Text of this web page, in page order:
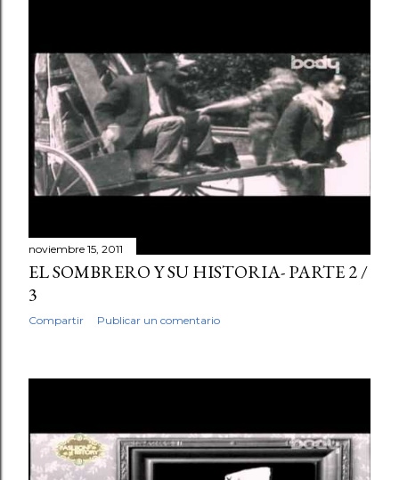
noviembre 15, 2011
EL SOMBRERO Y SU HISTORIA- PARTE 2 /
3
Compartir Publicar un comentario